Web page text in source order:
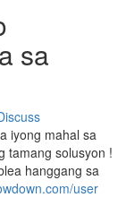
sa
iyong mahal sa
tamang solusyon !
hanggang sa
user